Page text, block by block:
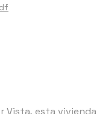
Vista, esta vivienda